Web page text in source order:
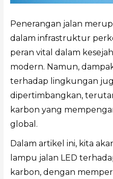
Penerangan jalan
dalam infrastruktur
peran vital dalam
modern. Namun,
terhadap lingkungan
dipertimbangkan,
karbon yang
global.
Dalam artikel ini, kita
lampu jalan LED
karbon, dengan